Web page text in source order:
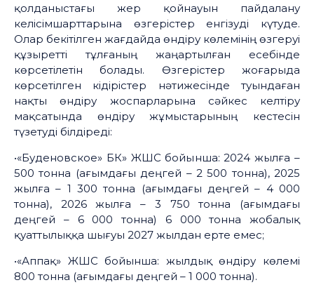
қолданыстағы жер қойнауын пайдалану
келісімшарттарына өзгерістер енгізуді күтуде.
Олар бекітілген жағдайда өндіру көлемінің өзгеруі
құзыретті тұлғаның жаңартылған есебінде
көрсетілетін болады. Өзгерістер жоғарыда
көрсетілген кідірістер нәтижесінде туындаған
нақты өндіру жоспарларына сәйкес келтіру
мақсатында өндіру жұмыстарының кестесін
түзетуді білдіреді:
•«Буденовское» БК» ЖШС бойынша: 2024 жылға –
500 тонна (ағымдағы деңгей – 2 500 тонна), 2025
жылға – 1 300 тонна (ағымдағы деңгей – 4 000
тонна), 2026 жылға – 3 750 тонна (ағымдағы
деңгей – 6 000 тонна) 6 000 тонна жобалық
қуаттылыққа шығуы 2027 жылдан ерте емес;
•«Аппақ» ЖШС бойынша: жылдық өндіру көлемі
800 тонна (ағымдағы деңгей – 1 000 тонна).